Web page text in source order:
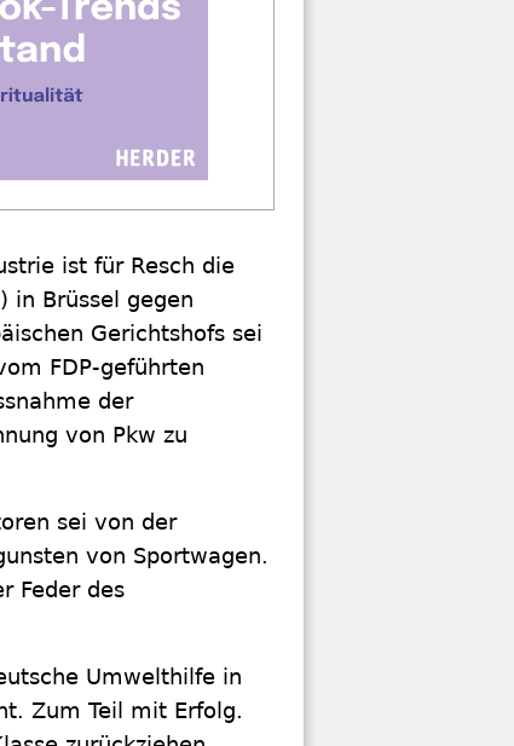
ist für Resch die
in Brüssel gegen
Gerichtshofs sei
FDP-geführten
der
von Pkw zu
sei von der
von Sportwagen.
Feder des
Umwelthilfe in
Zum Teil mit Erfolg.